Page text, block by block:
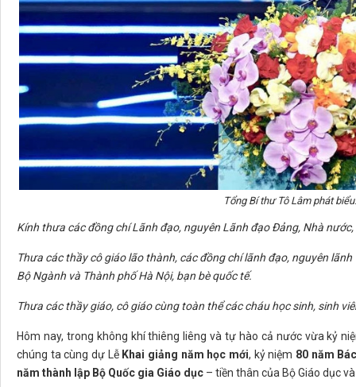
Tổng Bí thư Tô Lâm phát
Kính thưa các đồng chí Lãnh đạo, nguyên Lãnh đạo Đảng, Nhà
Thưa các thầy cô giáo lão thành, các đồng chí lãnh đạo, nguyên
Bộ Ngành và Thành phố Hà Nội, bạn bè quốc tế.
Thưa các thầy giáo, cô giáo cùng toàn thể các cháu học sinh, sinh
Hôm nay, trong không khí thiêng liêng và tự hào cả nước vừa kỷ
chúng ta cùng dự Lễ Khai giảng năm học mới, kỷ niệm 80 năm
năm thành lập Bộ Quốc gia Giáo dục – tiền thân của Bộ Giáo dục